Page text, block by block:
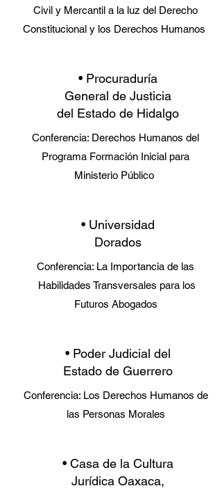
Civil y Mercantil a la luz del Derecho
Constitucional y los Derechos Humanos
• Procuraduría
General de Justicia
del Estado de Hidalgo
Conferencia: Derechos Humanos del
Programa Formación Inicial para
Ministerio Público
• Universidad
Dorados
Conferencia: La Importancia de las
Habilidades Transversales para los
Futuros Abogados
• Poder Judicial del
Estado de Guerrero
Conferencia: Los Derechos Humanos de
las Personas Morales
• Casa de la Cultura
Jurídica Oaxaca,